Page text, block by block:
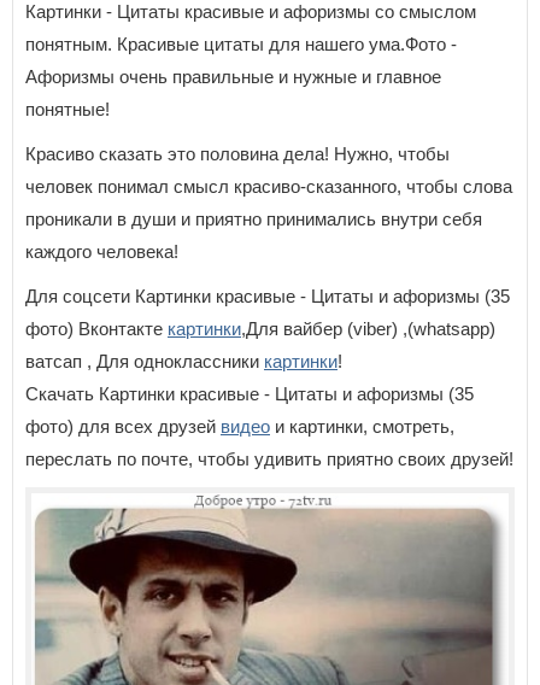
Картинки - Цитаты красивые и афоризмы со смыслом
понятным. Красивые цитаты для нашего ума.Фото -
Афоризмы очень правильные и нужные и главное
понятные!
Красиво сказать это половина дела! Нужно, чтобы
человек понимал смысл красиво-сказанного, чтобы слова
проникали в души и приятно принимались внутри себя
каждого человека!
Для соцсети Картинки красивые - Цитаты и афоризмы (35
фото) Вконтакте картинки,Для вайбер (viber) ,(whatsapp)
ватсап , Для одноклассники картинки!
Скачать Картинки красивые - Цитаты и афоризмы (35
фото) для всех друзей видео и картинки, смотреть,
переслать по почте, чтобы удивить приятно своих друзей!